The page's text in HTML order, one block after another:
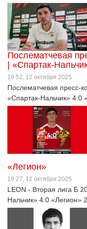
Послематчевая
| «Спартак-
19:52, 12 октября 2025
Послематчевая пресс-
«Спартак-Нальчик» 4:0
«Легион»
19:27, 12 октября 2025
LEON - Вторая лига Б
Нальчик» 4:0 «Легион»